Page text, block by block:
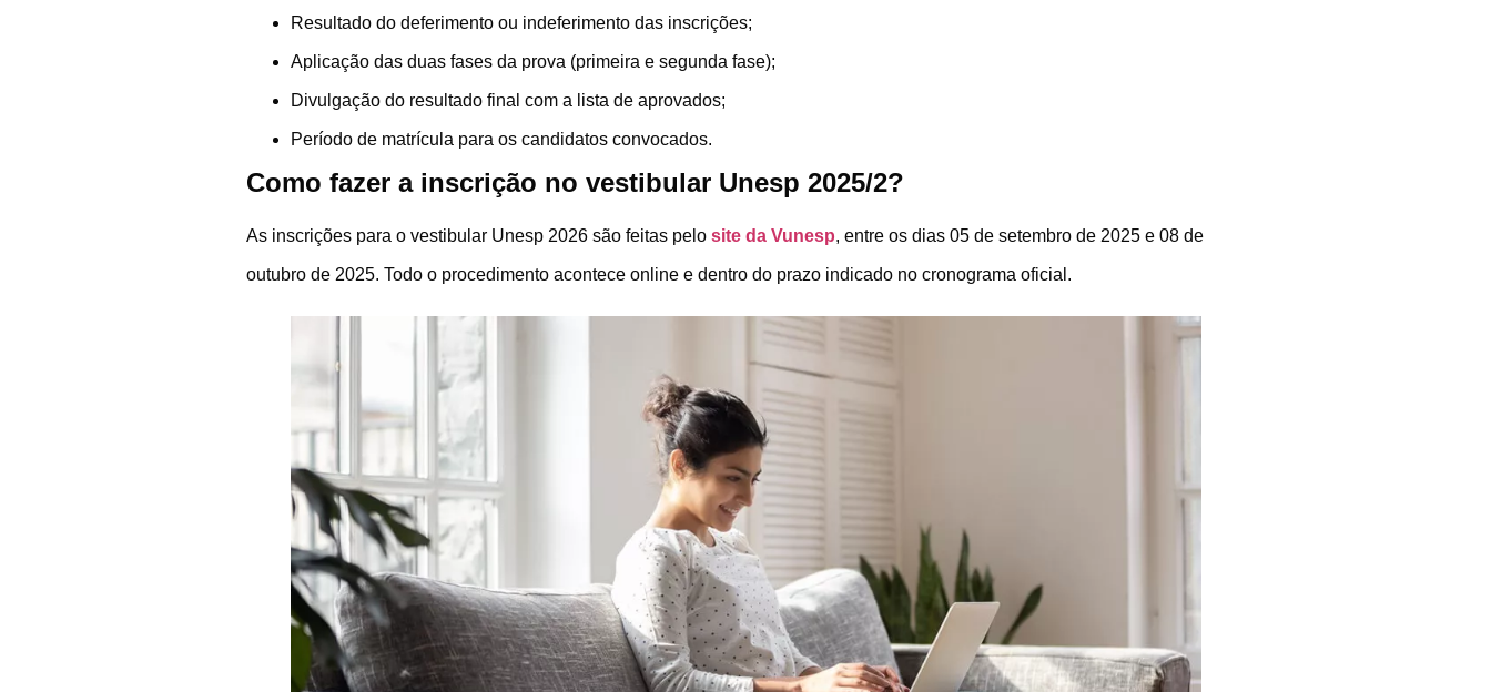
Resultado do deferimento ou indeferimento das inscrições;
Aplicação das duas fases da prova (primeira e segunda fase);
Divulgação do resultado final com a lista de aprovados;
Período de matrícula para os candidatos convocados.
Como fazer a inscrição no vestibular Unesp 2025/2?
As inscrições para o vestibular Unesp 2026 são feitas pelo site da Vunesp, entre os dias 05 de setembro de 2025 e 08 de
outubro de 2025. Todo o procedimento acontece online e dentro do prazo indicado no cronograma oficial.